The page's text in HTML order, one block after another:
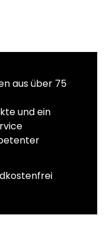
aus über 75
und ein